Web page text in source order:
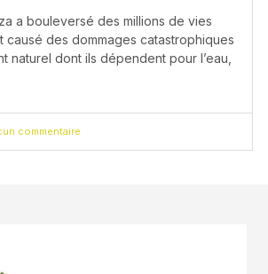
a bouleversé des millions de vies
causé des dommages catastrophiques
naturel dont ils dépendent pour l’eau,
commentaire